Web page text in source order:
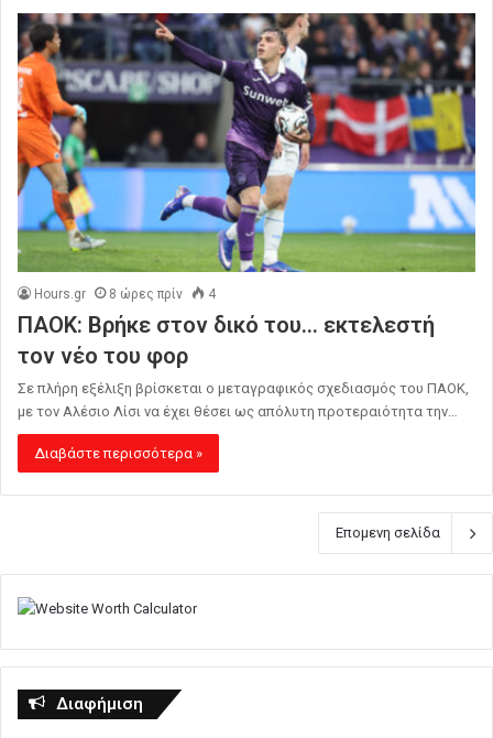
Hours.gr 8 ώρες πρίν 4
ΠΑΟΚ: Βρήκε στον δικό του… εκτελεστή
τον νέο του φορ
Σε πλήρη εξέλιξη βρίσκεται ο μεταγραφικός σχεδιασμός του ΠΑΟΚ,
με τον Αλέσιο Λίσι να έχει θέσει ως απόλυτη προτεραιότητα την…
Διαβάστε περισσότερα »
Επομενη σελίδα
Διαφήμιση